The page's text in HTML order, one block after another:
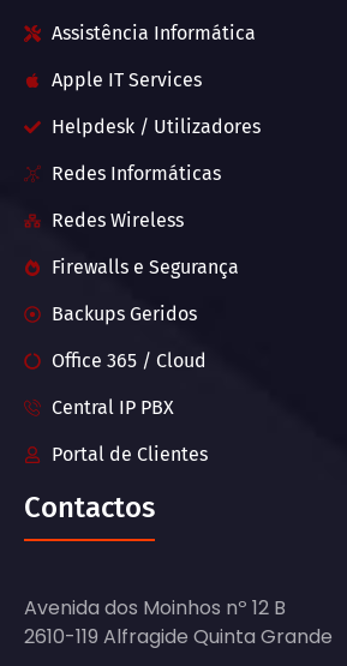
Assistência Informática
Apple IT Services
Helpdesk / Utilizadores
Redes Informáticas
Redes Wireless
Firewalls e Segurança
Backups Geridos
Office 365 / Cloud
Central IP PBX
Portal de Clientes
Contactos
Avenida dos Moinhos nº 12 B
2610-119 Alfragide Quinta Grande